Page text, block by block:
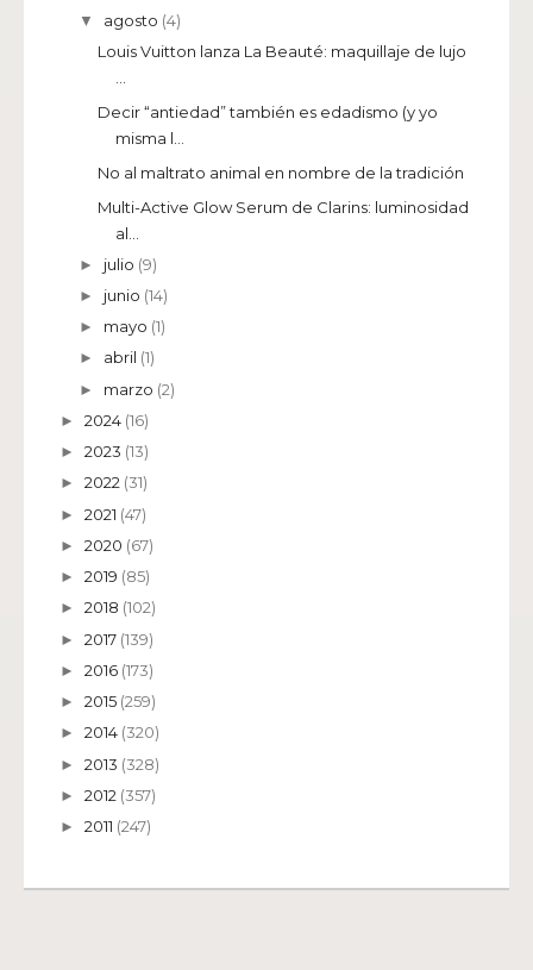
▼ agosto (4)
Louis Vuitton lanza La Beauté: maquillaje de lujo
...
Decir “antiedad” también es edadismo (y yo
misma l...
No al maltrato animal en nombre de la tradición
Multi-Active Glow Serum de Clarins: luminosidad
al...
► julio (9)
► junio (14)
► mayo (1)
► abril (1)
► marzo (2)
► 2024 (16)
► 2023 (13)
► 2022 (31)
► 2021 (47)
► 2020 (67)
► 2019 (85)
► 2018 (102)
► 2017 (139)
► 2016 (173)
► 2015 (259)
► 2014 (320)
► 2013 (328)
► 2012 (357)
► 2011 (247)